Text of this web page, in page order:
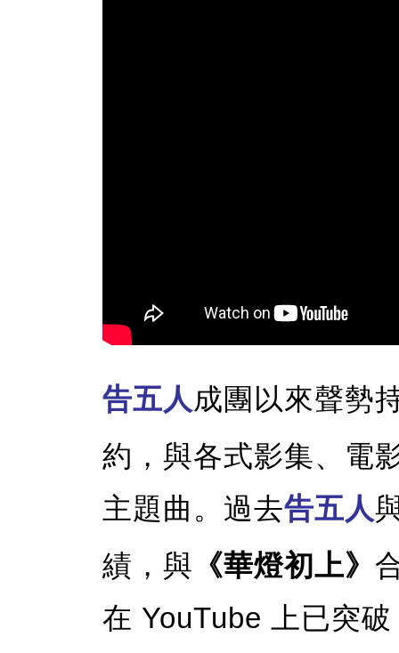
告五人成團以來聲勢
約，與各式影集、電
主題曲。過去告五人
績，與 《華燈初上》
在 YouTube 上已突